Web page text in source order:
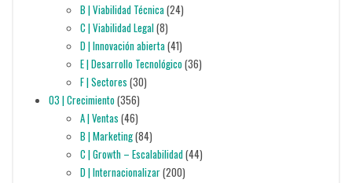
B | Viabilidad Técnica(24)
C | Viabilidad Legal(8)
D | Innovación abierta(41)
E | Desarrollo Tecnológico(36)
F | Sectores (30)
03 | Crecimiento(356)
A | Ventas (46)
B | Marketing(84)
C | Growth – Escalabilidad(44)
D | Internacionalizar(200)